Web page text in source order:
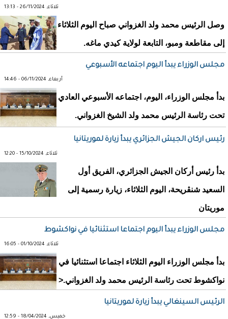
ثلاثاء, 26/11/2024 - 13:13
وصل الرئيس محمد ولد الغزواني صباح اليوم الثلاثاء
إلى مقاطعة ومبو، التابعة لولاية كيدي ماغه.
مجلس الوزراء يبدأ اليوم اجتماعه الأسبوعي
أربعاء, 06/11/2024 - 14:46
بدأ مجلس الوزراء، اليوم، اجتماعه الأسبوعي العادي
تحت رئاسة الرئيس محمد ولد الشيخ الغزواني.
رئيس اركان الجيش الجزائري يبدأ زيارة لموريتانيا
ثلاثاء, 15/10/2024 - 12:20
بدأ رئيس أركان الجيش الجزائري، الفريق أول
السعيد شنڨريحة، اليوم الثلاثاء، زيارة رسمية إلى
موريتان
مجلس الوزراء يبدأ اليوم اجتماعا استثنائيا في نواكشوط
ثلاثاء, 01/10/2024 - 16:05
بدأ مجلس الوزراء اليوم الثلاثاء اجتماعا استثنائيا في
نواكشوط تحت رئاسة الرئيس محمد ولد الغزواني.<
الرئيس السينغالي يبدأ زيارة لموريتانيا
خميس, 18/04/2024 - 12:59